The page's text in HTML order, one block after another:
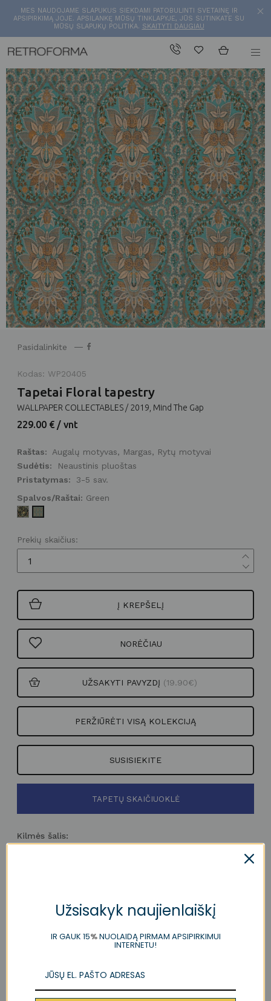
MES NAUDOJAME SLAPUKUS SIEKDAMI PATOBULINTI SVETAINĘ IR
APSIPIRKIMĄ JOJE. APSILANKĘ MŪSŲ TINKLAPYJE, JŪS SUTINKATE SU
MŪSŲ SLAPUKŲ POLITIKA. SKAITYTI DAUGIAU
Pasidalinkite
Kodas: WP20405
Tapetai Floral tapestry
WALLPAPER COLLECTABLES / 2019, Mind The Gap
229.00 € / vnt
Raštas:
Augalų motyvas, Margas, Rytų motyvai
Sudėtis:
Neaustinis pluoštas
Pristatymas:
3-5 sav.
Spalvos/Raštai: Green
Prekių skaičius:
Į KREPŠELĮ
NORĖČIAU
UŽSAKYTI PAVYZDĮ (19.90€)
PERŽIŪRĖTI VISĄ KOLEKCIJĄ
SUSISIEKITE
TAPETŲ SKAIČIUOKLĖ
Kilmės šalis:
Neaustinis pluoštas
Užsisakyk naujienlaiškį
IR GAUK 15%NUOLAIDĄ PIRMAM APSIPIRKIMUI
INTERNETU!